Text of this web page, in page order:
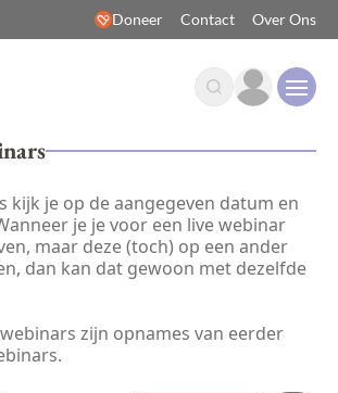
Doneer Contact Over Ons
kijk je op de aangegeven datum en
je je voor een live webinar
maar deze (toch) op een ander
dan kan dat gewoon met dezelfde
zijn opnames van eerder